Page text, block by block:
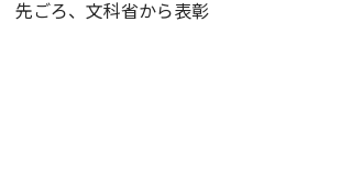
先ごろ、文科省から表彰